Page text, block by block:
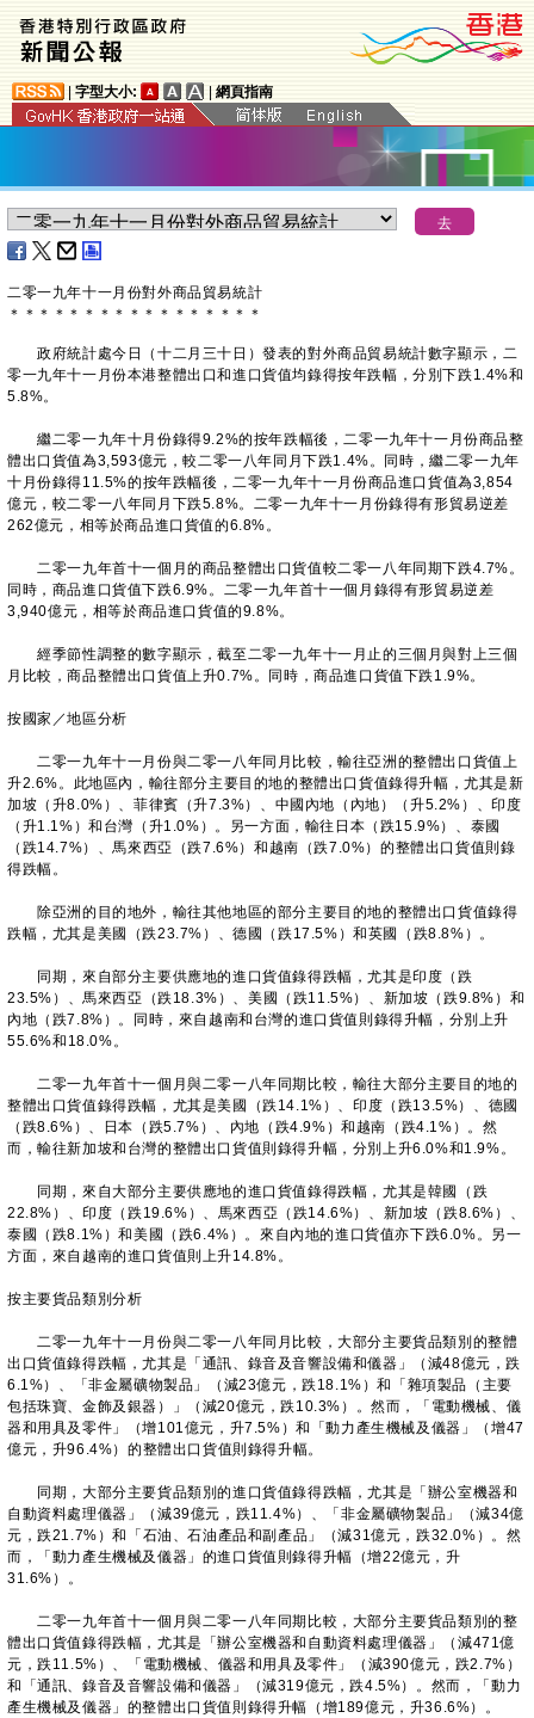
字型大小: 網頁指南
二零一九年十一月份對外商品貿易統計
＊ ＊ ＊ ＊ ＊ ＊ ＊ ＊ ＊ ＊ ＊ ＊ ＊ ＊ ＊ ＊ ＊
政府統計處今日（十二月三十日）發表的對外商品貿易統計數字顯示，二
零一九年十一月份本港整體出口和進口貨值均錄得按年跌幅，分別下跌1.4%和
5.8%。
繼二零一九年十月份錄得9.2%的按年跌幅後，二零一九年十一月份商品整
體出口貨值為3,593億元，較二零一八年同月下跌1.4%。同時，繼二零一九年
十月份錄得11.5%的按年跌幅後，二零一九年十一月份商品進口貨值為3,854
億元，較二零一八年同月下跌5.8%。二零一九年十一月份錄得有形貿易逆差
262億元，相等於商品進口貨值的6.8%。
二零一九年首十一個月的商品整體出口貨值較二零一八年同期下跌4.7%。
同時，商品進口貨值下跌6.9%。二零一九年首十一個月錄得有形貿易逆差
3,940億元，相等於商品進口貨值的9.8%。
經季節性調整的數字顯示，截至二零一九年十一月止的三個月與對上三個
月比較，商品整體出口貨值上升0.7%。同時，商品進口貨值下跌1.9%。
按國家／地區分析
二零一九年十一月份與二零一八年同月比較，輸往亞洲的整體出口貨值上
升2.6%。此地區內，輸往部分主要目的地的整體出口貨值錄得升幅，尤其是新
加坡（升8.0%）、菲律賓（升7.3%）、中國內地（內地）（升5.2%）、印度
（升1.1%）和台灣（升1.0%）。另一方面，輸往日本（跌15.9%）、泰國
（跌14.7%）、馬來西亞（跌7.6%）和越南（跌7.0%）的整體出口貨值則錄
得跌幅。
除亞洲的目的地外，輸往其他地區的部分主要目的地的整體出口貨值錄得
跌幅，尤其是美國（跌23.7%）、德國（跌17.5%）和英國（跌8.8%）。
同期，來自部分主要供應地的進口貨值錄得跌幅，尤其是印度（跌
23.5%）、馬來西亞（跌18.3%）、美國（跌11.5%）、新加坡（跌9.8%）和
內地（跌7.8%）。同時，來自越南和台灣的進口貨值則錄得升幅，分別上升
55.6%和18.0%。
二零一九年首十一個月與二零一八年同期比較，輸往大部分主要目的地的
整體出口貨值錄得跌幅，尤其是美國（跌14.1%）、印度（跌13.5%）、德國
（跌8.6%）、日本（跌5.7%）、內地（跌4.9%）和越南（跌4.1%）。然
而，輸往新加坡和台灣的整體出口貨值則錄得升幅，分別上升6.0%和1.9%。
同期，來自大部分主要供應地的進口貨值錄得跌幅，尤其是韓國（跌
22.8%）、印度（跌19.6%）、馬來西亞（跌14.6%）、新加坡（跌8.6%）、
泰國（跌8.1%）和美國（跌6.4%）。來自內地的進口貨值亦下跌6.0%。另一
方面，來自越南的進口貨值則上升14.8%。
按主要貨品類別分析
二零一九年十一月份與二零一八年同月比較，大部分主要貨品類別的整體
出口貨值錄得跌幅，尤其是「通訊、錄音及音響設備和儀器」（減48億元，跌
6.1%）、「非金屬礦物製品」（減23億元，跌18.1%）和「雜項製品（主要
包括珠寶、金飾及銀器）」（減20億元，跌10.3%）。然而，「電動機械、儀
器和用具及零件」（增101億元，升7.5%）和「動力產生機械及儀器」（增47
億元，升96.4%）的整體出口貨值則錄得升幅。
同期，大部分主要貨品類別的進口貨值錄得跌幅，尤其是「辦公室機器和
自動資料處理儀器」（減39億元，跌11.4%）、「非金屬礦物製品」（減34億
元，跌21.7%）和「石油、石油產品和副產品」（減31億元，跌32.0%）。然
而，「動力產生機械及儀器」的進口貨值則錄得升幅（增22億元，升
31.6%）。
二零一九年首十一個月與二零一八年同期比較，大部分主要貨品類別的整
體出口貨值錄得跌幅，尤其是「辦公室機器和自動資料處理儀器」（減471億
元，跌11.5%）、「電動機械、儀器和用具及零件」（減390億元，跌2.7%）
和「通訊、錄音及音響設備和儀器」（減319億元，跌4.5%）。然而，「動力
產生機械及儀器」的整體出口貨值則錄得升幅（增189億元，升36.6%）。